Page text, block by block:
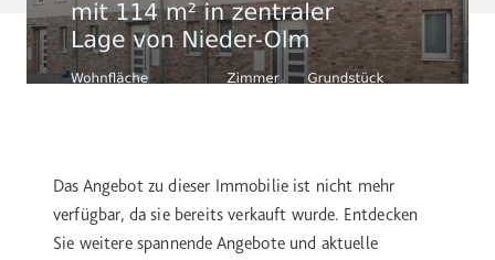
Das Angebot zu dieser Immobilie ist nicht mehr
verfügbar, da sie bereits verkauft wurde. Entdecken
Sie weitere spannende Angebote und aktuelle